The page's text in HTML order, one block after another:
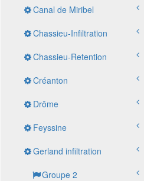
Canal de Miribel
Chassieu-Infiltration
Chassieu-Retention
Créanton
Drôme
Feyssine
Gerland infiltration
Groupe 2